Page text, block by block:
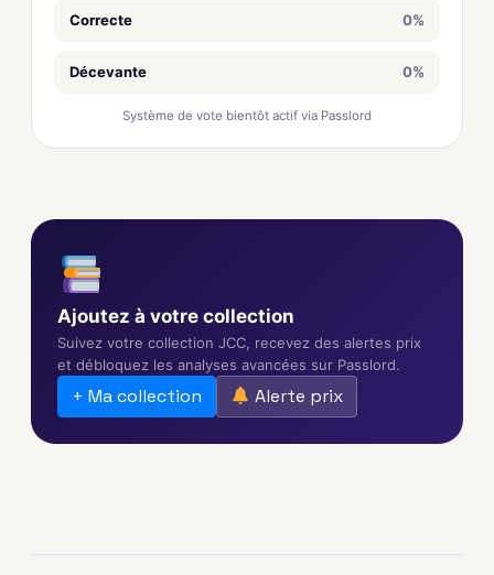
Correcte 0%
Décevante 0%
Système de vote bientôt actif via Passlord
Ajoutez à votre collection
Suivez votre collection JCC, recevez des alertes prix
et débloquez les analyses avancées sur Passlord.
+ Ma collection Alerte prix